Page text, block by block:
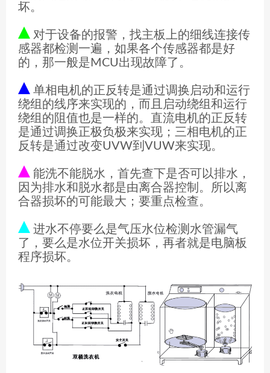
坏。
对于设备的报警，找主板上的细线连接传
感器都检测一遍，如果各个传感器都是好
的，那一般是MCU出现故障了。
单相电机的正反转是通过调换启动和运行
绕组的线序来实现的，而且启动绕组和运行
绕组的阻值也是一样的。直流电机的正反转
是通过调换正极负极来实现；三相电机的正
反转是通过改变UVW到VUW来实现。
能洗不能脱水，首先查下是否可以排水，
因为排水和脱水都是由离合器控制。所以离
合器损坏的可能最大；要重点检查。
进水不停要么是气压水位检测水管漏气
了，要么是水位开关损坏，再者就是电脑板
程序损坏。